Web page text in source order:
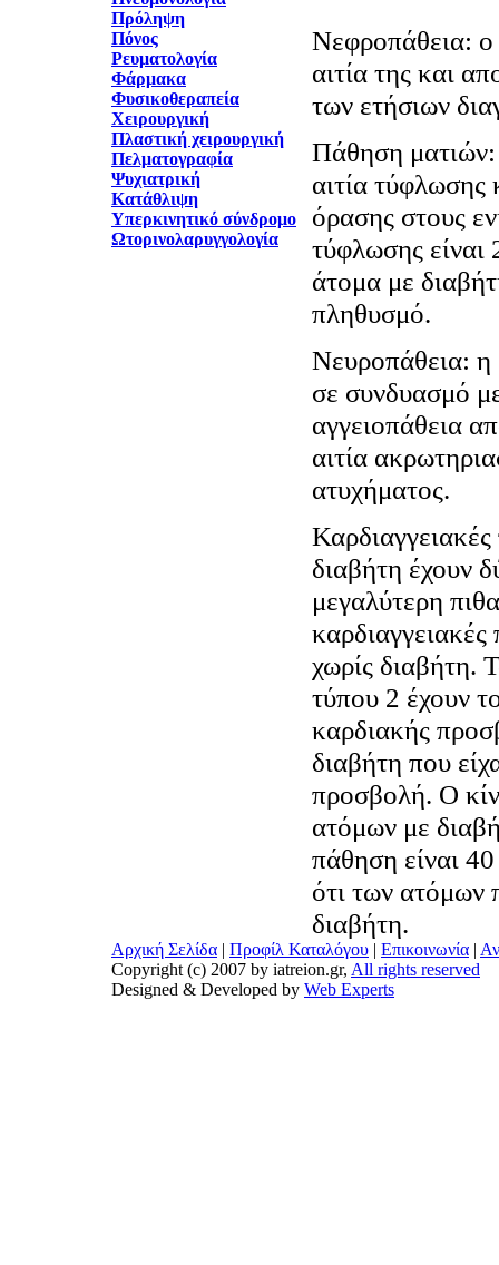
Πρόληψη
Πόνος
Ρευματολογία
Φάρμακα
Φυσικοθεραπεία
Χειρουργική
Πλαστική χειρουργική
Πελματογραφία
Ψυχιατρική
Κατάθλιψη
Υπερκινητικό σύνδρομο
Ωτορινολαρυγγολογία
Νεφροπάθεια: ο
αιτία της και
των ετήσιων
Πάθηση ματιών:
αιτία τύφλωσης
όρασης στους
τύφλωσης είναι
άτομα με
πληθυσμό.
Νευροπάθεια: η
σε συνδυασμό
αγγειοπάθεια
αιτία
ατυχήματος.
διαβήτη έχουν
μεγαλύτερη
χωρίς διαβήτη.
τύπου 2 έχουν
καρδιακής
διαβήτη που
προσβολή. Ο
ατόμων με
πάθηση είναι
ότι των ατόμων
διαβήτη.
Αρχική Σελίδα | Προφίλ Καταλόγου | Επικοινωνία |
Copyright (c) 2007 by iatreion.gr, All rights reserved
Designed & Developed by Web Experts